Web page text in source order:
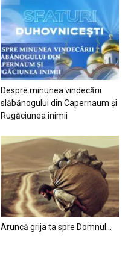
Despre minunea vindecării
slăbănogului din Capernaum și
Rugăciunea inimii
Aruncă grija ta spre Domnul…